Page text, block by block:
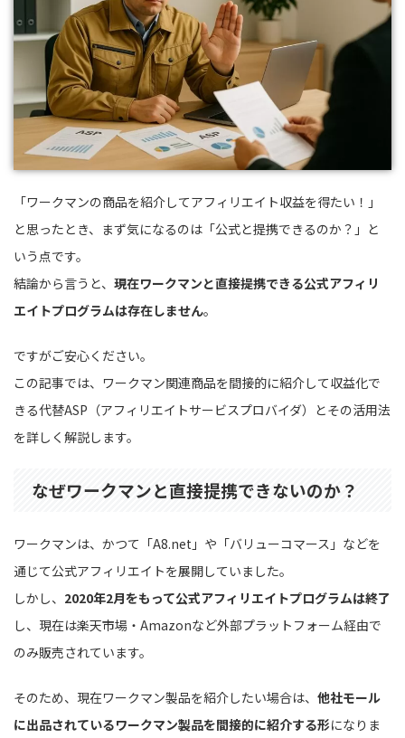
「ワークマンの商品を紹介してアフィリエイト収益を得たい！」
と思ったとき、まず気になるのは「公式と提携できるのか？」と
いう点です。
結論から言うと、 現在ワークマンと直接提携できる公式アフィリ
エイトプログラムは存在しません。
ですがご安心ください。
この記事では、ワークマン関連商品を間接的に紹介して収益化で
きる代替ASP（アフィリエイトサービスプロバイダ）とその活用法
を詳しく解説します。
なぜワークマンと直接提携できないのか？
ワークマンは、かつて「A8.net」や「バリューコマース」などを
通じて公式アフィリエイトを展開していました。
しかし、 2020年2月をもって公式アフィリエイトプログラムは終了
し、現在は楽天市場・Amazonなど外部プラットフォーム経由で
のみ販売されています。
そのため、現在ワークマン製品を紹介したい場合は、 他社モール
に出品されているワークマン製品を間接的に紹介する形になりま